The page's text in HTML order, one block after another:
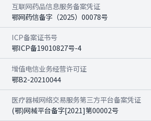
互联网药品信息服务备案凭证
鄂网药信备字（2025）00078号
ICP备案证书号
鄂ICP备19010827号-4
增值电信业务经营许可证
鄂B2-20210044
医疗器械网络交易服务第三方平台备案凭证
(鄂)网械平台备字[2021]第00002号